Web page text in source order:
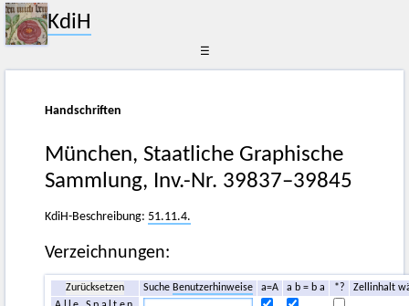
KdiH
☰
Handschriften
München, Staatliche Graphische
Sammlung, Inv.-Nr. 39837–39845
KdiH-Beschreibung: 51.11.4.
Verzeichnungen:
Zurücksetzen Suche Benutzerhinweise a=A a b = b a *?
Zellinhalt